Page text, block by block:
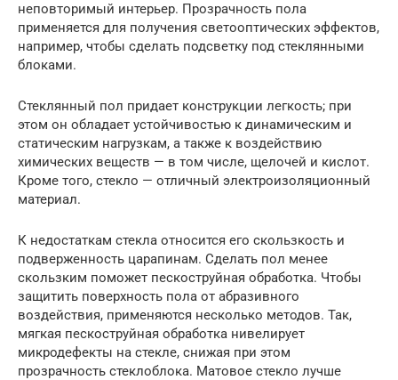
неповторимый интерьер. Прозрачность пола
применяется для получения светооптических эффектов,
например, чтобы сделать подсветку под стеклянными
блоками.
Стеклянный пол придает конструкции легкость; при
этом он обладает устойчивостью к динамическим и
статическим нагрузкам, а также к воздействию
химических веществ — в том числе, щелочей и кислот.
Кроме того, стекло — отличный электроизоляционный
материал.
К недостаткам стекла относится его скользкость и
подверженность царапинам. Сделать пол менее
скользким поможет пескоструйная обработка. Чтобы
защитить поверхность пола от абразивного
воздействия, применяются несколько методов. Так,
мягкая пескоструйная обработка нивелирует
микродефекты на стекле, снижая при этом
прозрачность стеклоблока. Матовое стекло лучше